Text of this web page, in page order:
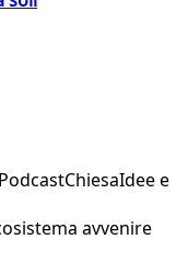
PodcastChiesaIdee e
avvenire